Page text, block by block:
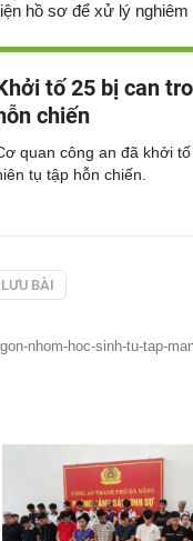
hồ sơ để xử lý
tố 25 bị can
chiến
quan công an đã khởi
tụ tập hỗn chiến.
LƯU BÀI
nhom-hoc-sinh-tu-tap-